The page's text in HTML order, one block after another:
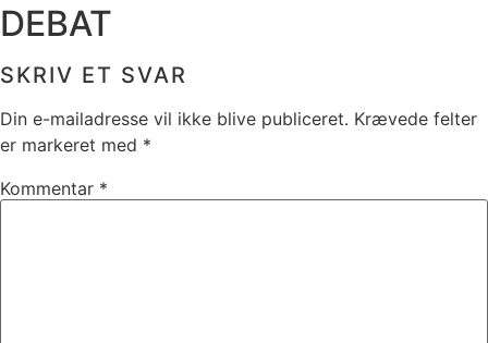
DEBAT
SKRIV ET SVAR
Din e-mailadresse vil ikke blive publiceret. Krævede felter
er markeret med *
Kommentar *